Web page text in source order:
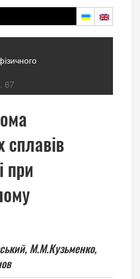
67
при
М.М.Кузьменко,